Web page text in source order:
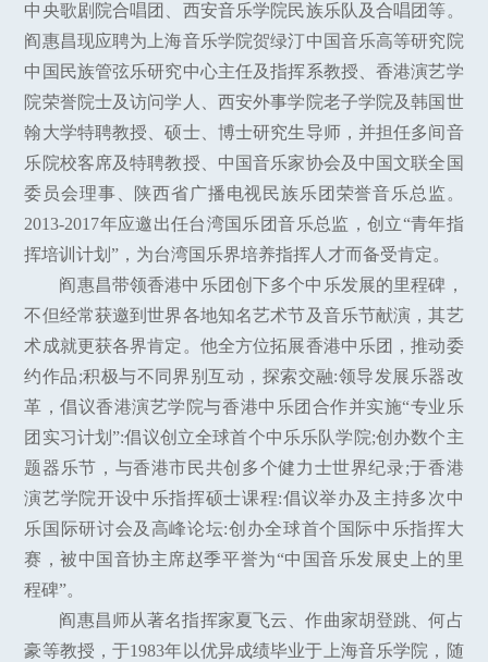
中央歌剧院合唱团、西安音乐学院民族乐队及合唱团等。
阎惠昌现应聘为上海音乐学院贺绿汀中国音乐高等研究院
中国民族管弦乐研究中心主任及指挥系教授、香港演艺学
院荣誉院士及访问学人、西安外事学院老子学院及韩国世
翰大学特聘教授、硕士、博士研究生导师，并担任多间音
乐院校客席及特聘教授、中国音乐家协会及中国文联全国
委员会理事、陕西省广播电视民族乐团荣誉音乐总监。
2013-2017年应邀出任台湾国乐团音乐总监，创立“青年指
挥培训计划”，为台湾国乐界培养指挥人才而备受肯定。
阎惠昌带领香港中乐团创下多个中乐发展的里程碑，
不但经常获邀到世界各地知名艺术节及音乐节献演，其艺
术成就更获各界肯定。他全方位拓展香港中乐团，推动委
约作品;积极与不同界别互动，探索交融:领导发展乐器改
革，倡议香港演艺学院与香港中乐团合作并实施“专业乐
团实习计划”:倡议创立全球首个中乐乐队学院;创办数个主
题器乐节，与香港市民共创多个健力士世界纪录;于香港
演艺学院开设中乐指挥硕士课程:倡议举办及主持多次中
乐国际研讨会及高峰论坛:创办全球首个国际中乐指挥大
赛，被中国音协主席赵季平誉为“中国音乐发展史上的里
程碑”。
阎惠昌师从著名指挥家夏飞云、作曲家胡登跳、何占
豪等教授，于1983年以优异成绩毕业于上海音乐学院，随